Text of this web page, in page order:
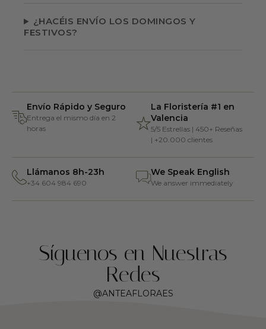
¿HACÉIS ENVÍO LOS DOMINGOS Y
FESTIVOS?
Envío Rápido y Seguro
Entrega el mismo día en 2
horas
La Floristería #1 en
Valencia
5/5 Estrellas | 450+ Reseñas
| +20.000 clientes
Llámanos 8h-23h
+34 604 984 690
We Speak English
We answer immediately
Síguenos en Nuestras
Redes
@ANTEAFLORAES